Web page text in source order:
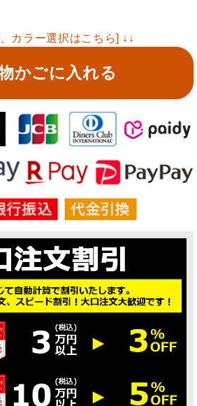
カラー選択はこちら] ↓↓
かごに入れる